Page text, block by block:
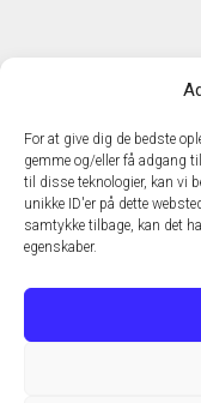
For at give dig de bedste
gemme og/eller få adgang
til disse teknologier, kan vi
unikke ID'er på dette
samtykke tilbage, kan det
egenskaber.
E-